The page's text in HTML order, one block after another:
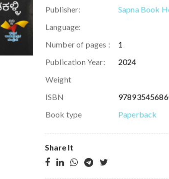
Publisher:
Sapna Book
Language:
Number of pages :
1
Publication Year:
2024
Weight
ISBN
Book type
Paperback
Share It